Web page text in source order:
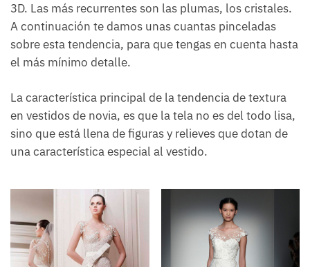
3D. Las más recurrentes son las plumas, los cristales.
A continuación te damos unas cuantas pinceladas
sobre esta tendencia, para que tengas en cuenta hasta
el más mínimo detalle.
La característica principal de la tendencia de textura
en vestidos de novia, es que la tela no es del todo lisa,
sino que está llena de figuras y relieves que dotan de
una característica especial al vestido.